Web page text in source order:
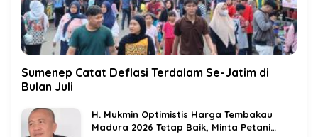
Sumenep Catat Deflasi Terdalam Se-Jatim di
Bulan Juli
H. Mukmin Optimistis Harga Tembakau
Madura 2026 Tetap Baik, Minta Petani